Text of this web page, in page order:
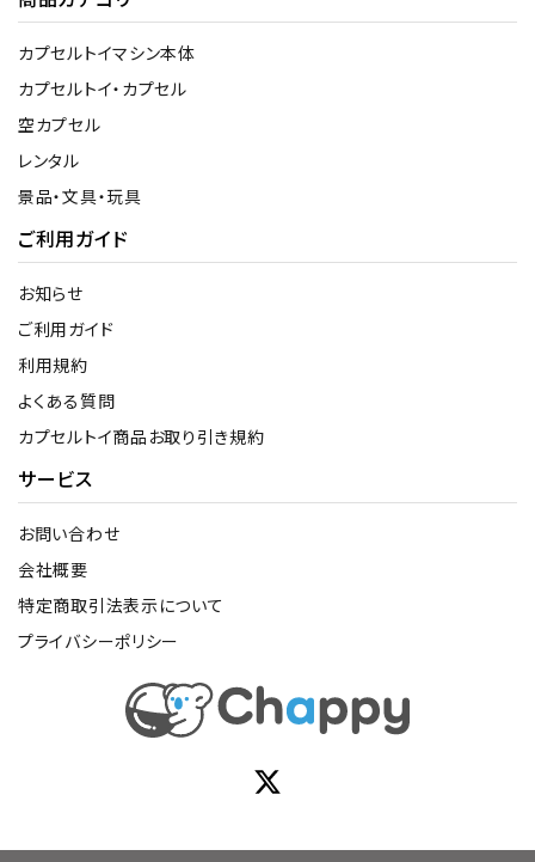
カプセルトイマシン本体
カプセルトイ・カプセル
空カプセル
レンタル
景品・文具・玩具
ご利用ガイド
お知らせ
ご利用ガイド
利用規約
よくある質問
カプセルトイ商品お取り引き規約
サービス
お問い合わせ
会社概要
特定商取引法表示について
プライバシーポリシー